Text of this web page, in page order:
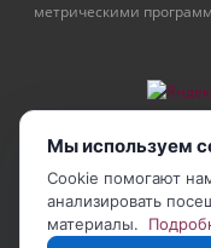
метрическими
Мы используем
Cookie помогают
анализировать
материалы.